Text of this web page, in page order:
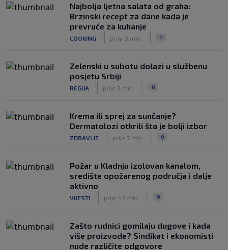
NOGOMET
| | 0
Izvinjenje s elementima prijetnje i
„gomila slabića“ u UEFA-i
Najbolja ljetna salata od graha:
Brzinski recept za dane kada je
prevruće za kuhanje
COOKING prije 0 min. 0
Zelenski u subotu dolazi u službenu
posjetu Srbiji
REGIJA prije 3 min. 0
Krema ili sprej za sunčanje?
Dermatolozi otkrili šta je bolji izbor
ZDRAVLJE prije 7 min. 0
Požar u Kladnju izolovan kanalom,
središte opožarenog područja i dalje
aktivno
VIJESTI prije 45 min. 0
Zašto rudnici gomilaju dugove i kada
više proizvode? Sindikat i ekonomisti
nude različite odgovore